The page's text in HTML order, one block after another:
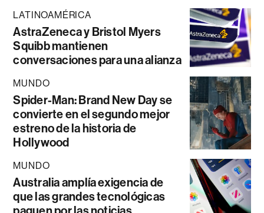
LATINOAMÉRICA
AstraZeneca y Bristol Myers
Squibb mantienen
conversaciones para una alianza
MUNDO
Spider-Man: Brand New Day se
convierte en el segundo mejor
estreno de la historia de
Hollywood
MUNDO
Australia amplía exigencia de
que las grandes tecnológicas